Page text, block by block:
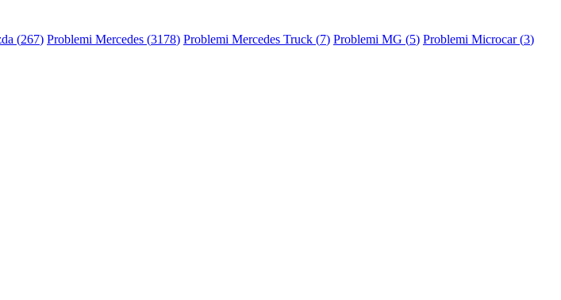
(267) Problemi Mercedes (3178) Problemi Mercedes Truck (7) Problemi MG (5) Problemi Microcar (3)